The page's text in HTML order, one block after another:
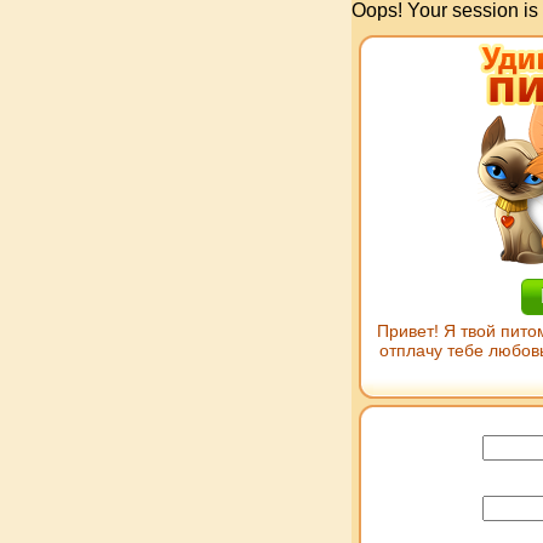
Oops! Your session
Привет! Я твой
отплачу тебе